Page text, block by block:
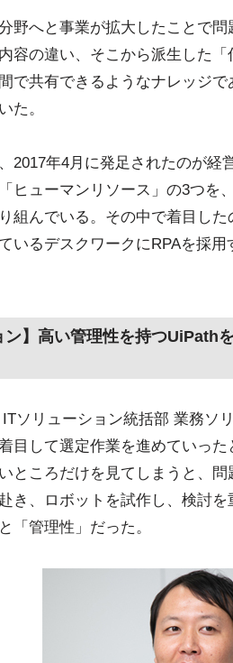
野へと事業が拡大したことで
容の違い、そこから派生した「
で共有できるようなナレッジ
た。
2017年4月に発足されたのが経
ヒューマンリソース」の3つを
組んでいる。その中で着目し
いるデスクワークにRPAを採
ン】高い管理性を持つUiPath
ソリューション統括部 業務ソ
目して選定作業を進めていっ
ところだけを見てしまうと、
き、ロボットを試作し、検討
「管理性」だった。